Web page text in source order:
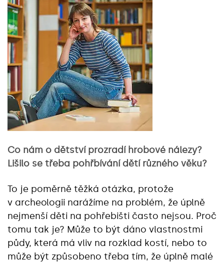
Co nám o dětství prozradí hrobové nálezy?
Lišilo se třeba pohřbívání dětí různého věku?
To je poměrně těžká otázka, protože
v archeologii narážíme na problém, že úplně
nejmenší děti na pohřebišti často nejsou. Proč
tomu tak je? Může to být dáno vlastnostmi
půdy, která má vliv na rozklad kostí, nebo to
může být způsobeno třeba tím, že úplně malé